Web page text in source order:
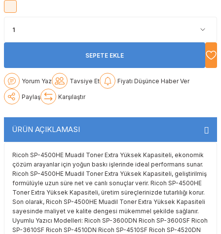
Olivetti
Panasonic
Sagem
Samsung
Sharp
Toshiba
Olivetti
Panasonic
Samsung
Sharp
Toshiba
Triumph Adler
Panasonic
Pantum
Xerox
Utax
Xerox
Utax
Xerox
SEPETE EKLE
Yorum Yaz Tavsiye Et Fiyatı Düşünce Haber Ver
Paylaş Karşılaştır
ÜRÜN AÇIKLAMASI
Ricoh SP-4500HE Muadil Toner Extra Yüksek Kapasiteli, ekonomik
çözüm arayanlar için yoğun baskı işlerinde ideal performans sunar.
Ricoh SP-4500HE Muadil Toner Extra Yüksek Kapasiteli, geliştirilmiş
formülüyle uzun süre net ve canlı sonuçlar verir. Ricoh SP-4500HE
Toner Extra Yüksek Kapasiteli, üretim süreçlerinizde tutarlılığı korur.
Son olarak, Ricoh SP-4500HE Muadil Toner Extra Yüksek Kapasiteli
sayesinde maliyet ve kalite dengesi mükemmel şekilde sağlanır.
Uyumlu Yazıcı Modelleri: Ricoh SP-3600DN Ricoh SP-3600SF Ricoh
SP-3610SF Ricoh SP-4510DN Ricoh SP-4510SF Ricoh SP-4520DN